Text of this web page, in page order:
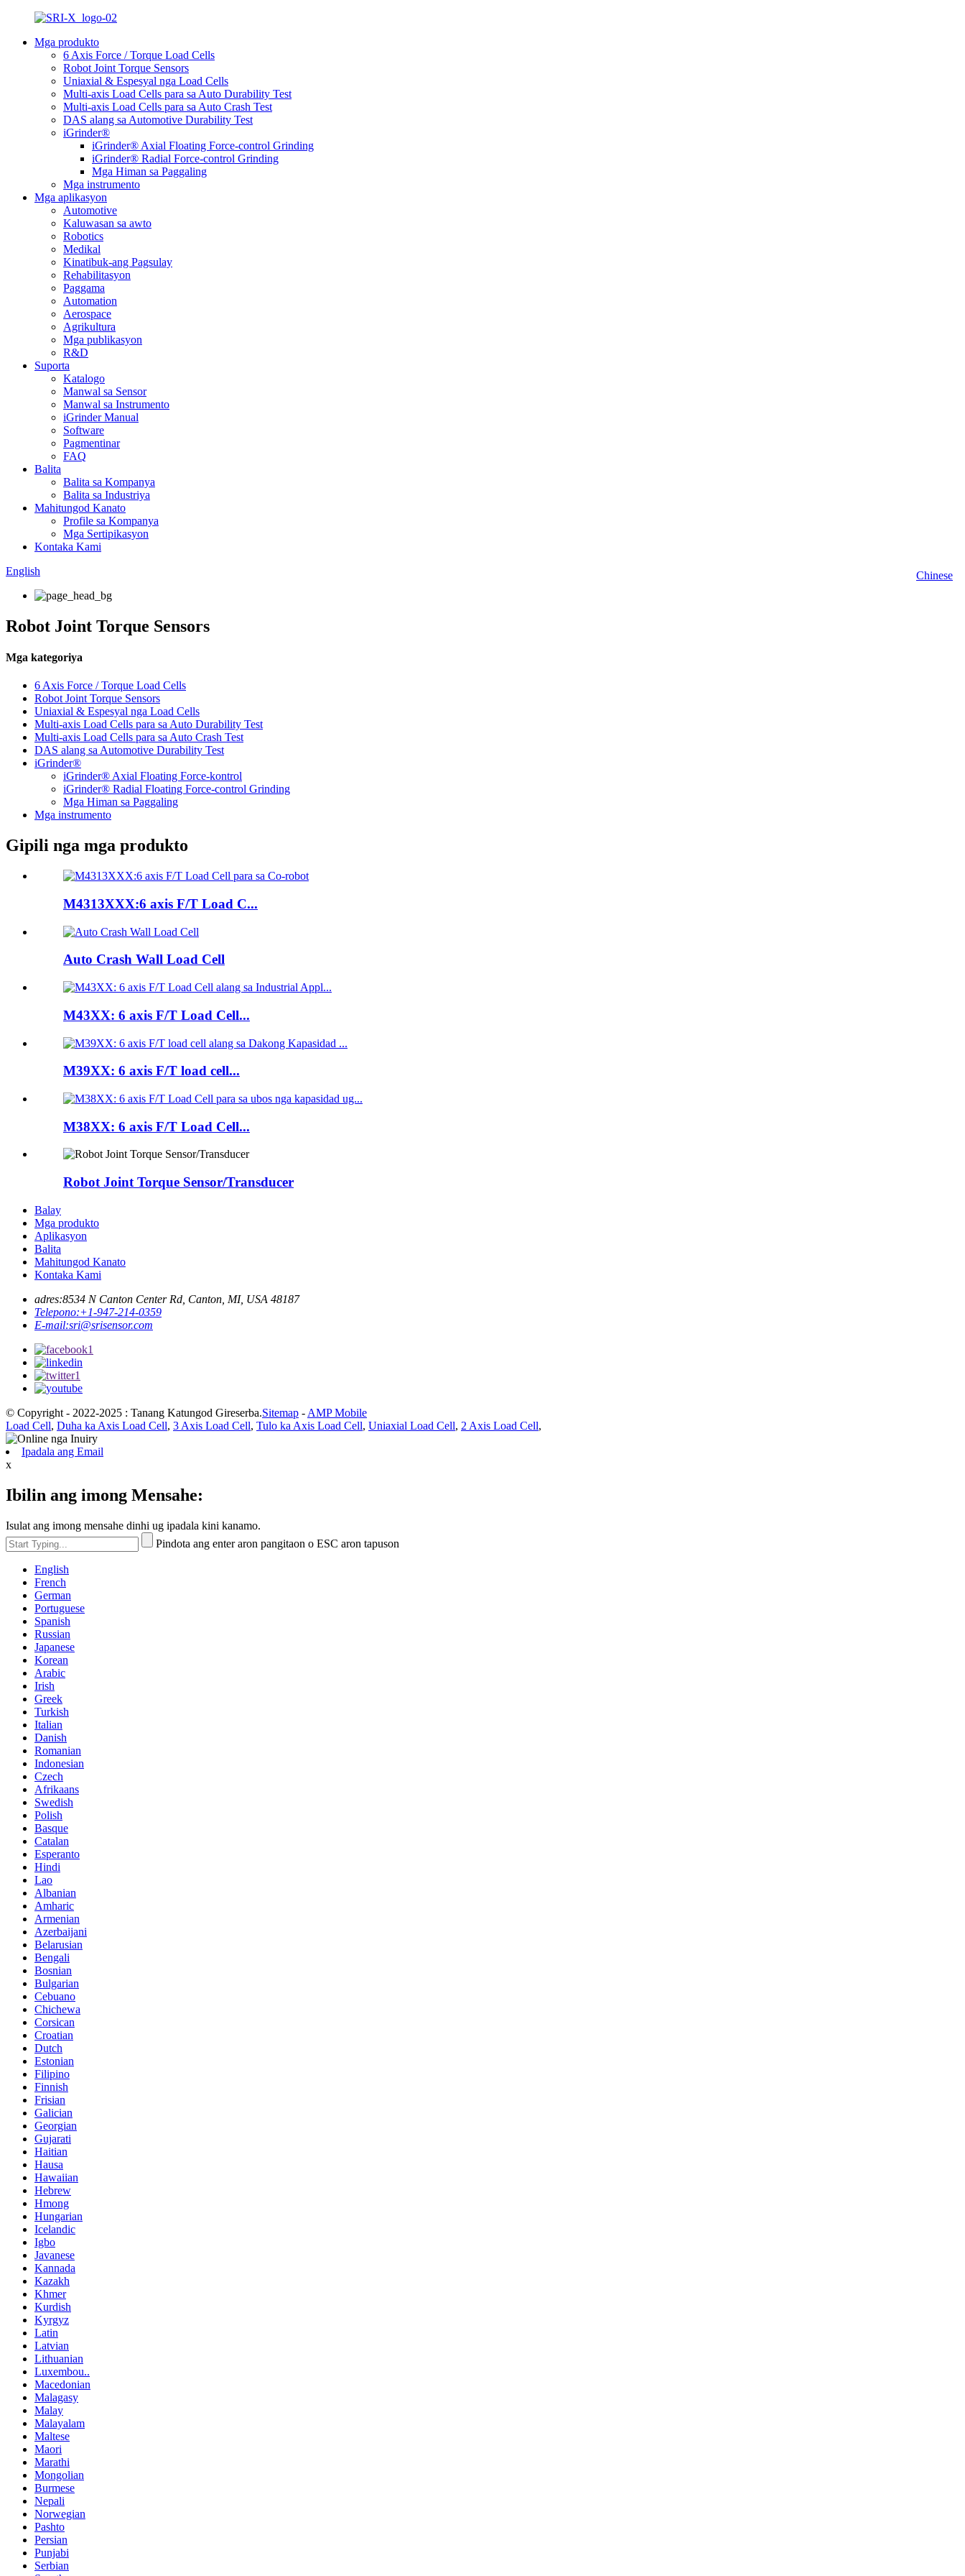
Mga produkto
6 Axis Force / Torque Load Cells
Robot Joint Torque Sensors
Uniaxial & Espesyal nga Load Cells
Multi-axis Load Cells para sa Auto Durability Test
Multi-axis Load Cells para sa Auto Crash Test
DAS alang sa Automotive Durability Test
iGrinder®
iGrinder® Axial Floating Force-control Grinding
iGrinder® Radial Force-control Grinding
Mga Himan sa Paggaling
Mga instrumento
Mga aplikasyon
Automotive
Kaluwasan sa awto
Robotics
Medikal
Kinatibuk-ang Pagsulay
Rehabilitasyon
Paggama
Automation
Aerospace
Agrikultura
Mga publikasyon
R&D
Suporta
Katalogo
Manwal sa Sensor
Manwal sa Instrumento
iGrinder Manual
Software
Pagmentinar
FAQ
Balita
Balita sa Kompanya
Balita sa Industriya
Mahitungod Kanato
Profile sa Kompanya
Mga Sertipikasyon
Kontaka Kami
Chinese
English
Robot Joint Torque Sensors
Mga kategoriya
6 Axis Force / Torque Load Cells
Robot Joint Torque Sensors
Uniaxial & Espesyal nga Load Cells
Multi-axis Load Cells para sa Auto Durability Test
Multi-axis Load Cells para sa Auto Crash Test
DAS alang sa Automotive Durability Test
iGrinder®
iGrinder® Axial Floating Force-kontrol
iGrinder® Radial Floating Force-control Grinding
Mga Himan sa Paggaling
Mga instrumento
Gipili nga mga produkto
M4313XXX:6 axis F/T Load C...
Auto Crash Wall Load Cell
M43XX: 6 axis F/T Load Cell...
M39XX: 6 axis F/T load cell...
M38XX: 6 axis F/T Load Cell...
Robot Joint Torque Sensor/Transducer
Balay
Mga produkto
Aplikasyon
Balita
Mahitungod Kanato
Kontaka Kami
adres:8534 N Canton Center Rd, Canton, MI, USA 48187
Telepono:+1-947-214-0359
E-mail:sri@srisensor.com
© Copyright - 2022-2025 : Tanang Katungod Gireserba.Sitemap - AMP Mobile
Load Cell, Duha ka Axis Load Cell, 3 Axis Load Cell, Tulo ka Axis Load Cell, Uniaxial Load Cell, 2 Axis Load Cell,
Ipadala ang Email
x
Ibilin ang imong Mensahe:
Isulat ang imong mensahe dinhi ug ipadala kini kanamo.
Pindota ang enter aron pangitaon o ESC aron tapuson
English
French
German
Portuguese
Spanish
Russian
Japanese
Korean
Arabic
Irish
Greek
Turkish
Italian
Danish
Romanian
Indonesian
Czech
Afrikaans
Swedish
Polish
Basque
Catalan
Esperanto
Hindi
Lao
Albanian
Amharic
Armenian
Azerbaijani
Belarusian
Bengali
Bosnian
Bulgarian
Cebuano
Chichewa
Corsican
Croatian
Dutch
Estonian
Filipino
Finnish
Frisian
Galician
Georgian
Gujarati
Haitian
Hausa
Hawaiian
Hebrew
Hmong
Hungarian
Icelandic
Igbo
Javanese
Kannada
Kazakh
Khmer
Kurdish
Kyrgyz
Latin
Latvian
Lithuanian
Luxembou..
Macedonian
Malagasy
Malay
Malayalam
Maltese
Maori
Marathi
Mongolian
Burmese
Nepali
Norwegian
Pashto
Persian
Punjabi
Serbian